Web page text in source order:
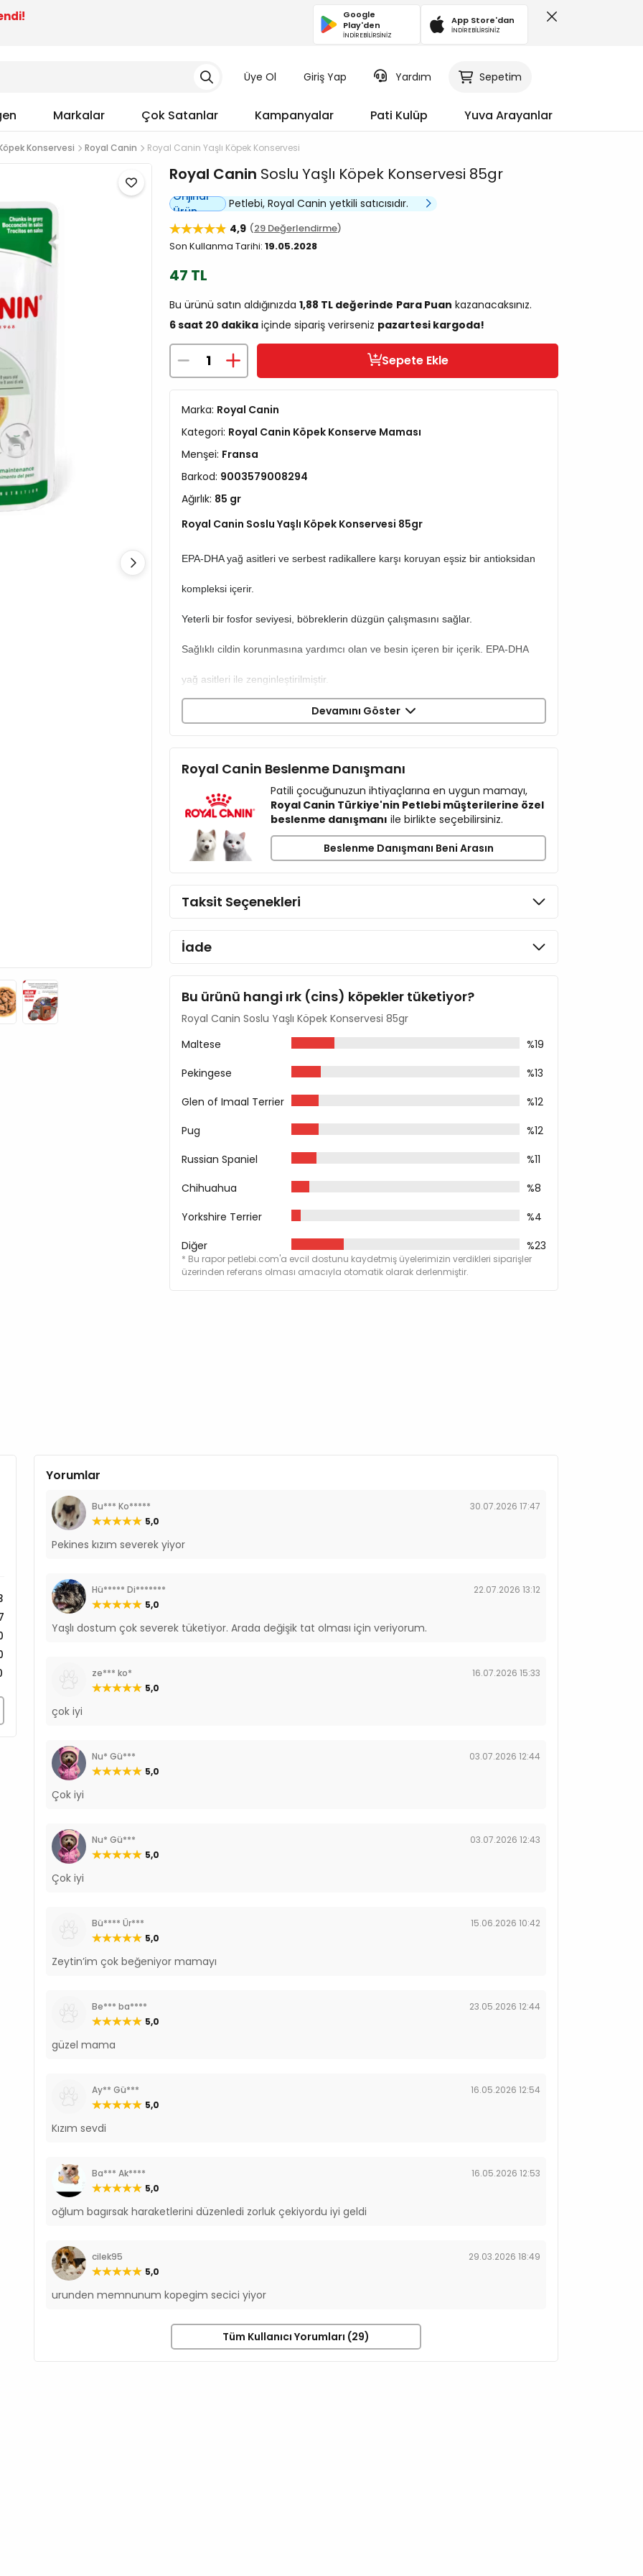
Google
Play'den
İNDİREBİLİRSİNİZ
App Store'dan
İNDİREBİLİRSİNİZ
Üye Ol Giriş Yap Yardım Sepetim
Markalar Çok Satanlar Kampanyalar Pati Kulüp Yuva Arayanlar
Konservesi Royal Canin Royal Canin Yaşlı Köpek Konservesi
Royal Canin Soslu Yaşlı Köpek Konservesi 85gr
Orijinal
Ürün
Petlebi, Royal Canin yetkili satıcısıdır.
4,9
29 Değerlendirme
Son Kullanma Tarihi: 19.05.2028
47 TL
Bu ürünü satın aldığınızda 1,88 TL değerinde Para Puan kazanacaksınız.
6 saat 20 dakika içinde sipariş verirseniz pazartesi kargoda!
Sepete Ekle
Marka: Royal Canin
Kategori: Royal Canin Köpek Konserve Maması
Menşei: Fransa
Barkod: 9003579008294
Ağırlık: 85 gr
Royal Canin Soslu Yaşlı Köpek Konservesi 85gr
EPA-DHA yağ asitleri ve serbest radikallere karşı koruyan eşsiz bir antioksidan
kompleksi içerir.
Yeterli bir fosfor seviyesi, böbreklerin düzgün çalışmasını sağlar.
Sağlıklı cildin korunmasına yardımcı olan ve besin içeren bir içerik. EPA-DHA
yağ asitleri ile zenginleştirilmiştir.
Bitkisel Protein Ekstratları
Bitkisel ve Hayvansal Yağlar
Bitkisel Orijinli Türevler
Mineraller
Maya
Sebzeler
Analiz Raporu
Yağ %5,5
Nem %80
Fosfor %0,16
Vitamin D3: 200 UI
Demir: 6 mg
Çinko: 20 mg
Devamını Göster
Royal Canin Beslenme Danışmanı
Patili çocuğunuzun ihtiyaçlarına en uygun mamayı,
Royal Canin Türkiye'nin Petlebi müşterilerine özel
beslenme danışmanı ile birlikte seçebilirsiniz.
Beslenme Danışmanı Beni Arasın
Taksit Seçenekleri
İade
Bu ürünü hangi ırk (cins) köpekler tüketiyor?
Royal Canin Soslu Yaşlı Köpek Konservesi 85gr
Maltese
%19
Pekingese
%13
Glen of Imaal Terrier
%12
Pug
%12
Russian Spaniel
%11
Chihuahua
%8
Yorkshire Terrier
%4
Diğer
%23
* Bu rapor petlebi.com'a evcil dostunu kaydetmiş üyelerimizin verdikleri siparişler
üzerinden referans olması amacıyla otomatik olarak derlenmiştir.
Yorumlar
Bu*** Ko*****
30.07.2026 17:47
5,0
Pekines kızım severek yiyor
Hü***** Di*******
22.07.2026 13:12
5,0
Yaşlı dostum çok severek tüketiyor. Arada değişik tat olması için veriyorum.
ze*** ko*
16.07.2026 15:33
5,0
çok iyi
Nu* Gü***
03.07.2026 12:44
5,0
Çok iyi
Nu* Gü***
03.07.2026 12:43
5,0
Çok iyi
Bü**** Ür***
15.06.2026 10:42
5,0
Zeytin’im çok beğeniyor mamayı
Be*** ba****
23.05.2026 12:44
5,0
güzel mama
Ay** Gü***
16.05.2026 12:54
5,0
Kızım sevdi
Ba*** Ak****
16.05.2026 12:53
5,0
oğlum bagırsak haraketlerini düzenledi zorluk çekiyordu iyi geldi
cilek95
29.03.2026 18:49
5,0
urunden memnunum kopegim secici yiyor
Tüm Kullanıcı Yorumları (29)